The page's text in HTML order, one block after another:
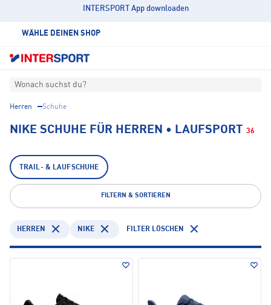
INTERSPORT App downloaden
WÄHLE DEINEN SHOP
Wonach suchst du?
Herren Schuhe
NIKE SCHUHE FÜR HERREN • LAUFSPORT 36
TRAIL- & LAUFSCHUHE
FILTERN & SORTIEREN
HERREN NIKE FILTER LÖSCHEN